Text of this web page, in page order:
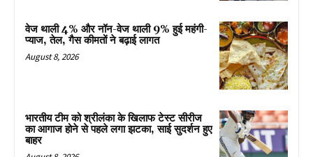
वेज थाली 4% और नॉन-वेज थाली 9% हुई महंगी-
प्याज, तेल, गैस कीमतों ने बढ़ाई लागत
August 8, 2026
भारतीय टीम को श्रीलंका के खिलाफ टेस्ट सीरीज
का आगाज होने से पहले लगा झटका, साई सुदर्शन हुए
बाहर